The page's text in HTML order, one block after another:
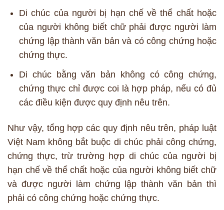
Di chúc của người bị hạn chế về thể chất hoặc
của người không biết chữ phải được người làm
chứng lập thành văn bản và có công chứng hoặc
chứng thực.
Di chúc bằng văn bản không có công chứng,
chứng thực chỉ được coi là hợp pháp, nếu có đủ
các điều kiện được quy định nêu trên.
Như vậy, tổng hợp các quy định nêu trên, pháp luật
Việt Nam không bắt buộc di chúc phải công chứng,
chứng thực, trừ trường hợp di chúc của người bị
hạn chế về thể chất hoặc của người không biết chữ
và được người làm chứng lập thành văn bản thì
phải có công chứng hoặc chứng thực.